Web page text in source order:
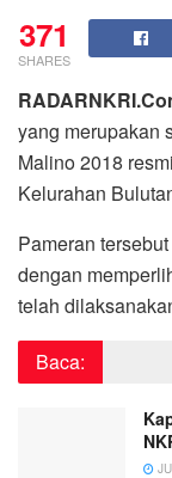
371
SHARES
yang merupakan
Malino 2018
Kelurahan
Pameran
dengan
telah
Baca: